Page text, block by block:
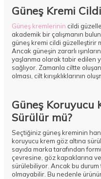
Güneş Kremi
Güneş kremlerinin cildi
akademik bir çalışmanın
güneş kremi cildi güzelleştirir
Ancak güneşin zararlı
yaşlanma olarak tabir edilen
sağlıyor. Zamanla ciltte
olması, cilt kırışıklıklarının
Güneş Koruyucu
Sürülür mü?
Seçtiğiniz güneş kreminin
koruyucu krem göz altına
sayıda marka tarafından
çevresine, göz kapaklarına
sürülebiliyor. Ancak bu
olmayabilir. Bu nedenle